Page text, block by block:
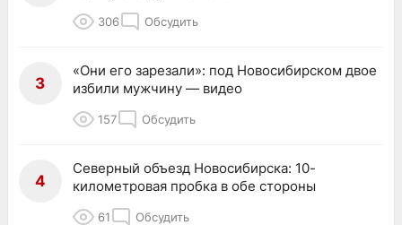
306 Обсудить
3
«Они его зарезали»: под Новосибирском двое
избили мужчину — видео
157 Обсудить
4
Северный объезд Новосибирска: 10-
километровая пробка в обе стороны
61 Обсудить